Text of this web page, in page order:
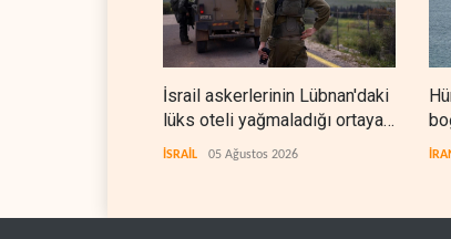
İsrail askerlerinin Lübnan'daki
lüks oteli yağmaladığı ortaya
05 Ağustos 2026
Hürmüz ve
boğazlarında
durağan05 Ağustos